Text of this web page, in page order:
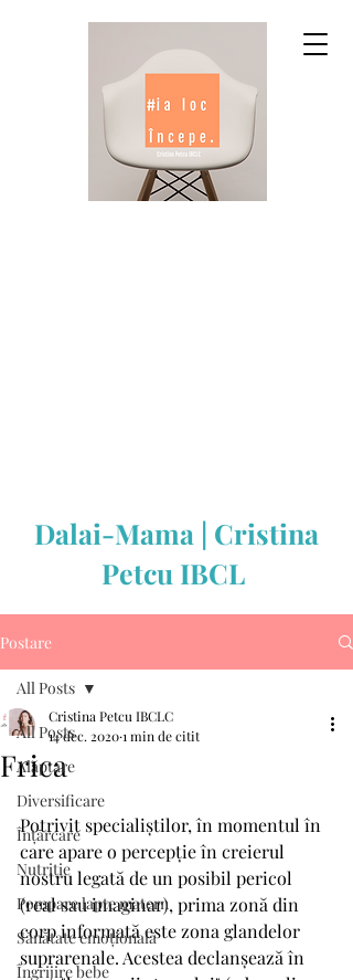
Dalai-Mama | Cristina
Petcu IBCL
Postare
All Posts
Alăptare
Diversificare
Înțărcare
Nutriție
Pompare lapte matern
Sănătate emoțională
Îngrijire bebe
All Posts
Frica
Cristina Petcu IBCLC
14 dec. 20201 min de citit
Potrivit specialiștilor, în momentul în
care apare o percepție în creierul
nostru legată de un posibil pericol
(real sau imaginar), prima zonă din
corp informată este zona glandelor
suprarenale. Acestea declanșează în